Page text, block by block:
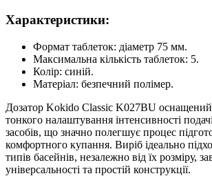
Характеристики:
Формат таблеток: діаметр 75 мм.
Максимальна кількість таблеток: 5.
Колір: синій.
Матеріал: безпечний полімер.
Дозатор Kokido Classic K027BU
тонкого налаштування інтенсивності
засобів, що значно полегшує процес
комфортного купання. Виріб ідеально
типів басейнів, незалежно від їх розміру,
універсальності та простій конструкції.